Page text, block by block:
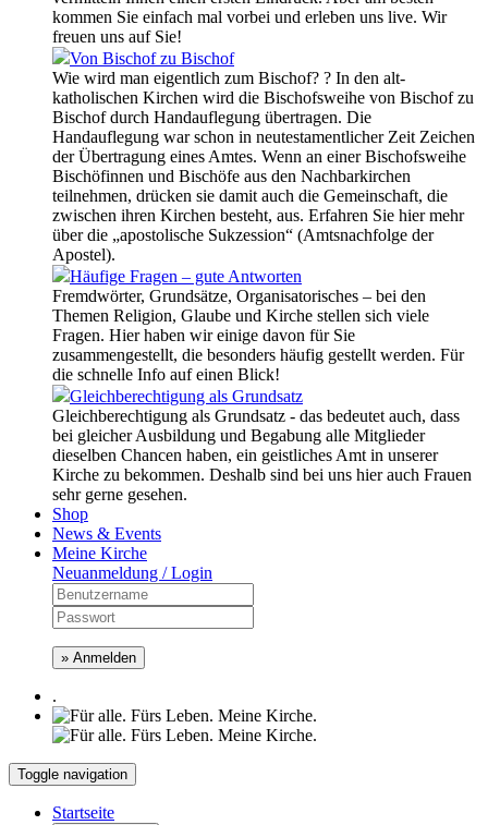
kommen Sie einfach mal vorbei und erleben uns live. Wir
freuen uns auf Sie!
Von Bischof zu Bischof
Wie wird man eigentlich zum Bischof? ? In den alt-
katholischen Kirchen wird die Bischofsweihe von Bischof zu
Bischof durch Handauflegung übertragen. Die
Handauflegung war schon in neutestamentlicher Zeit Zeichen
der Übertragung eines Amtes. Wenn an einer Bischofsweihe
Bischöfinnen und Bischöfe aus den Nachbarkirchen
teilnehmen, drücken sie damit auch die Gemeinschaft, die
zwischen ihren Kirchen besteht, aus. Erfahren Sie hier mehr
über die „apostolische Sukzession“ (Amtsnachfolge der
Apostel).
Häufige Fragen – gute Antworten
Fremdwörter, Grundsätze, Organisatorisches – bei den
Themen Religion, Glaube und Kirche stellen sich viele
Fragen. Hier haben wir einige davon für Sie
zusammengestellt, die besonders häufig gestellt werden. Für
die schnelle Info auf einen Blick!
Gleichberechtigung als Grundsatz
Gleichberechtigung als Grundsatz - das bedeutet auch, dass
bei gleicher Ausbildung und Begabung alle Mitglieder
dieselben Chancen haben, ein geistliches Amt in unserer
Kirche zu bekommen. Deshalb sind bei uns hier auch Frauen
sehr gerne gesehen.
Shop
News & Events
Meine Kirche
Neuanmeldung / Login
» Anmelden
.
Toggle navigation
Startseite